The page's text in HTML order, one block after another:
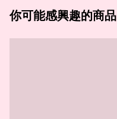
你可能感興趣的商品